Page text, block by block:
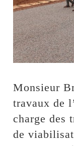
Monsieur
travaux de
charge des
de